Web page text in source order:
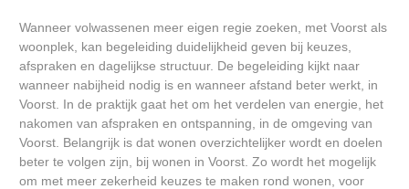
Wanneer volwassenen meer eigen regie zoeken, met Voorst als
woonplek, kan begeleiding duidelijkheid geven bij keuzes,
afspraken en dagelijkse structuur. De begeleiding kijkt naar
wanneer nabijheid nodig is en wanneer afstand beter werkt, in
Voorst. In de praktijk gaat het om het verdelen van energie, het
nakomen van afspraken en ontspanning, in de omgeving van
Voorst. Belangrijk is dat wonen overzichtelijker wordt en doelen
beter te volgen zijn, bij wonen in Voorst. Zo wordt het mogelijk
om met meer zekerheid keuzes te maken rond wonen, voor